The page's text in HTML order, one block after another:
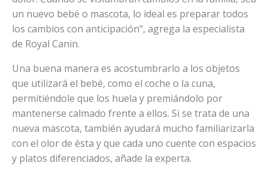
un nuevo bebé o mascota, lo ideal es preparar todos
los cambios con anticipación", agrega la especialista
de Royal Canin.
Una buena manera es acostumbrarlo a los objetos
que utilizará el bebé, como el coche o la cuna,
permitiéndole que los huela y premiándolo por
mantenerse calmado frente a ellos. Si se trata de una
nueva mascota, también ayudará mucho familiarizarla
con el olor de ésta y que cada uno cuente con espacios
y platos diferenciados, añade la experta.